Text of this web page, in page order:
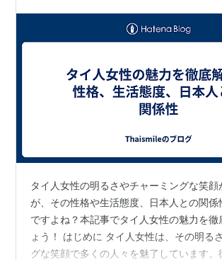
タイ人女性の明るさやチャーミングな笑顔
が、その性格や生活態度、日本人との関係
ですよね？本記事でタイ人女性の魅力を徹
ょう！ はじめに タイ人女性は、その明る
グな笑顔で多くの人々を魅了しています。